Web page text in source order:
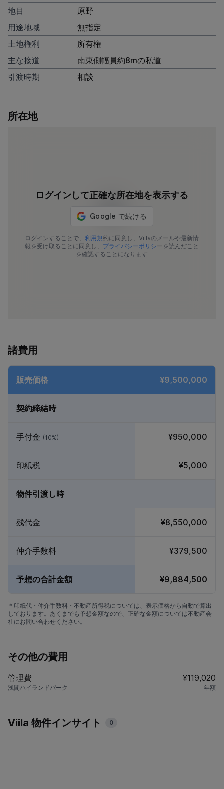
地目
原野
用途地域
無指定
土地権利
所有権
主な接道
南東側幅員約8mの私道
引渡時期
相談
所在地
ログインして正確な所在地を表示する
ログインすることで、 利用規約に同意し、Viilaのメールや最新情
報を受け取ることに同意し、 プライバシーポリシーを読んだこと
を確認することになります
諸費用
販売価格 ¥9,500,000
契約締結時
手付金 (10%) ¥950,000
印紙税 ¥5,000
物件引渡し時
残代金 ¥8,550,000
仲介手数料 ¥379,500
予想の合計金額 ¥9,884,500
＊印紙代・仲介手数料・不動産所得税については、表示価格から自動で算出
しております。あくまでも予想金額なので、正確な金額については不動産会
社にお問い合わせください。
その他の費用
管理費
浅間ハイランドパーク
¥119,020
年額
Viila 物件インサイト 0